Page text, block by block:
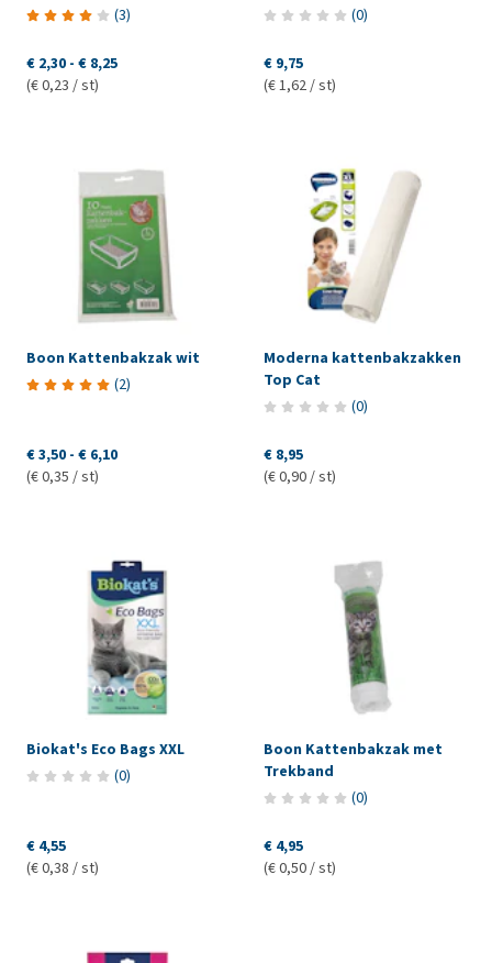
(3)
€ 2,30 - € 8,25
(€ 0,23 / st)
(0)
€ 9,75
(€ 1,62 / st)
Boon Kattenbakzak wit
(2)
€ 3,50 - € 6,10
(€ 0,35 / st)
Moderna kattenbakzakken
Top Cat
(0)
€ 8,95
(€ 0,90 / st)
Biokat's Eco Bags XXL
(0)
€ 4,55
(€ 0,38 / st)
Boon Kattenbakzak met
Trekband
(0)
€ 4,95
(€ 0,50 / st)